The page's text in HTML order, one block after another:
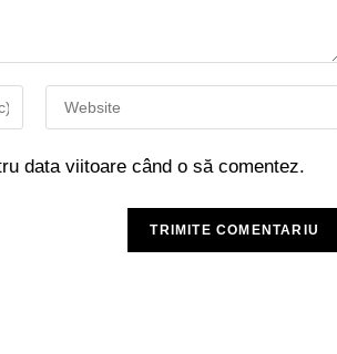
data viitoare când o să comentez.